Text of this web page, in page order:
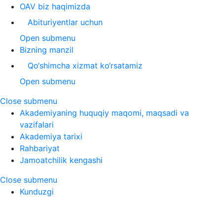
OAV biz haqimizda
Abituriyentlar uchun
Open submenu
Bizning manzil
Qo‘shimcha xizmat ko‘rsatamiz
Open submenu
Close submenu
Akademiyaning huquqiy maqomi, maqsadi va
vazifalari
Akademiya tarixi
Rahbariyat
Jamoatchilik kengashi
Close submenu
Kunduzgi